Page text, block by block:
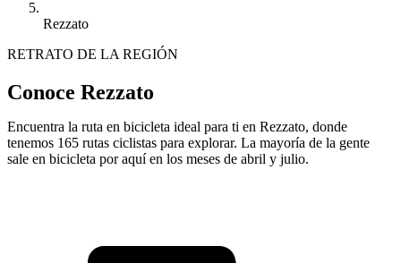
Rezzato
RETRATO DE LA REGIÓN
Conoce Rezzato
Encuentra la ruta en bicicleta ideal para ti en Rezzato, donde
tenemos 165 rutas ciclistas para explorar. La mayoría de la gente
sale en bicicleta por aquí en los meses de abril y julio.